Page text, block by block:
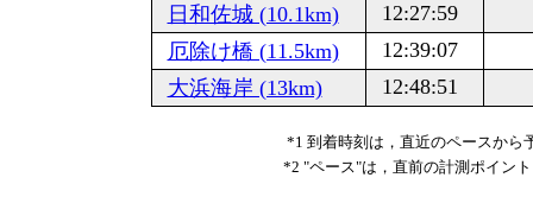
日和佐城 (10.1km)
12:27:59
厄除け橋 (11.5km)
12:39:07
大浜海岸 (13km)
12:48:51
*1 到着時刻は，直近のペースから
*2 "ペース"は，直前の計測ポイン